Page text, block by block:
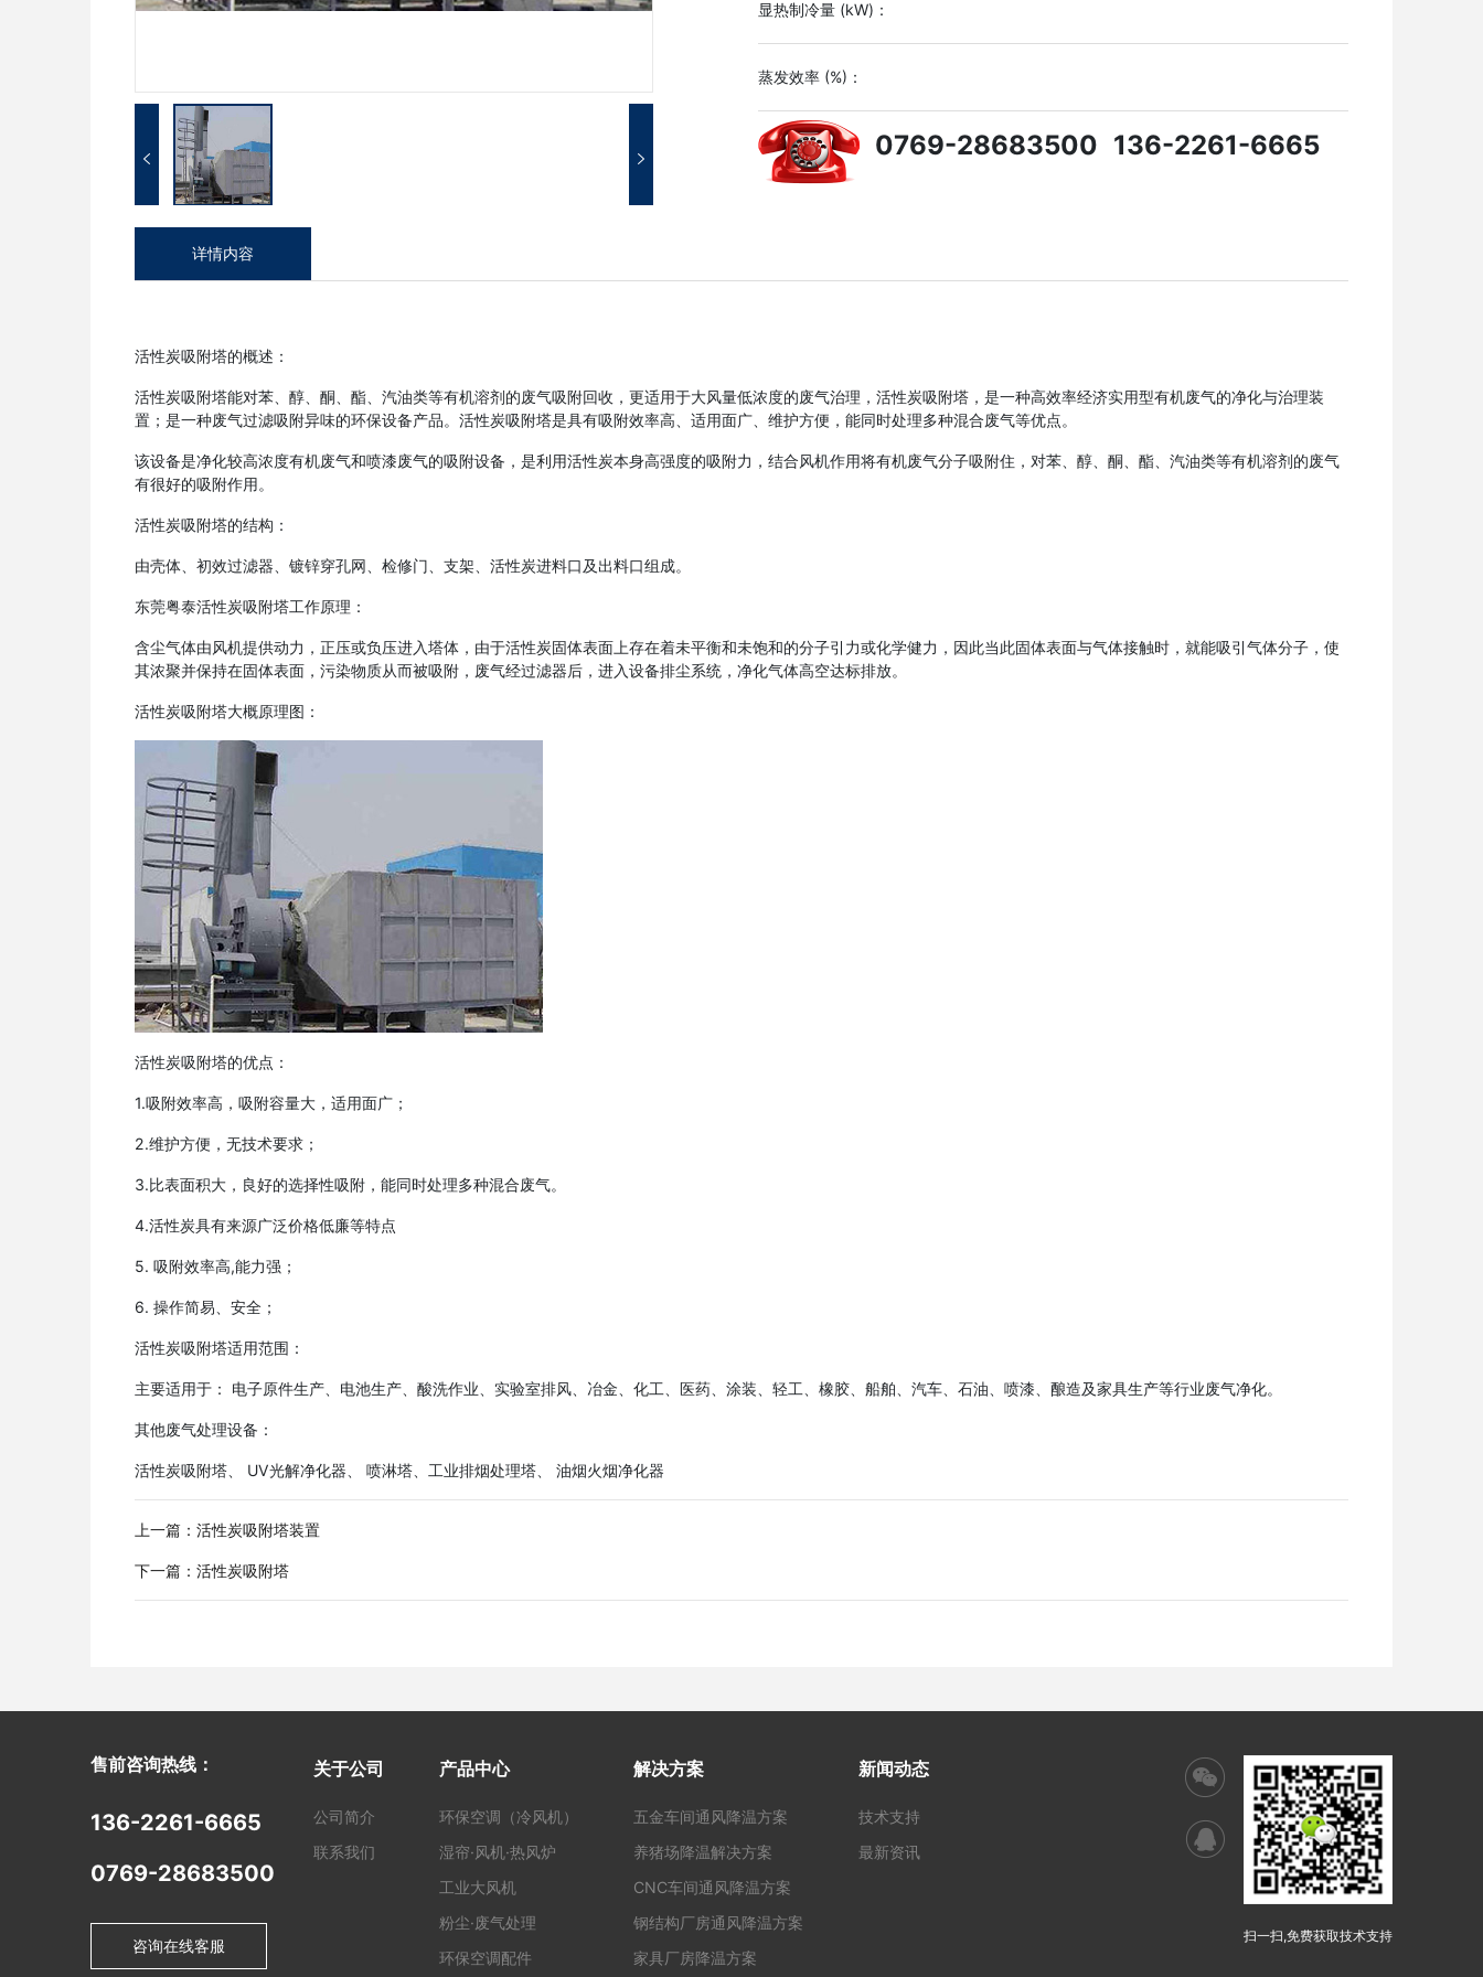
显热制冷量 (kW)：
蒸发效率 (%)：
0769-28683500 136-2261-6665
详情内容
活性炭吸附塔的概述：
活性炭吸附塔能对苯、醇、酮、酯、汽油类等有机溶剂的废气吸附回收，更适用于大风量低浓度的废气治理，活性炭吸附塔，是一种高效率经济实用型有机废气的净化与治理装
置；是一种废气过滤吸附异味的环保设备产品。活性炭吸附塔是具有吸附效率高、适用面广、维护方便，能同时处理多种混合废气等优点。
该设备是净化较高浓度有机废气和喷漆废气的吸附设备，是利用活性炭本身高强度的吸附力，结合风机作用将有机废气分子吸附住，对苯、醇、酮、酯、汽油类等有机溶剂的废气
有很好的吸附作用。
活性炭吸附塔的结构：
由壳体、初效过滤器、镀锌穿孔网、检修门、支架、活性炭进料口及出料口组成。
东莞粤泰活性炭吸附塔工作原理：
含尘气体由风机提供动力，正压或负压进入塔体，由于活性炭固体表面上存在着未平衡和未饱和的分子引力或化学健力，因此当此固体表面与气体接触时，就能吸引气体分子，使
其浓聚并保持在固体表面，污染物质从而被吸附，废气经过滤器后，进入设备排尘系统，净化气体高空达标排放。
活性炭吸附塔大概原理图：
活性炭吸附塔的优点：
1.吸附效率高，吸附容量大，适用面广；
2.维护方便，无技术要求；
3.比表面积大，良好的选择性吸附，能同时处理多种混合废气。
4.活性炭具有来源广泛价格低廉等特点
5. 吸附效率高,能力强；
6. 操作简易、安全；
活性炭吸附塔适用范围：
主要适用于： 电子原件生产、电池生产、酸洗作业、实验室排风、冶金、化工、医药、涂装、轻工、橡胶、船舶、汽车、石油、喷漆、酿造及家具生产等行业废气净化。
其他废气处理设备：
活性炭吸附塔、 UV光解净化器、 喷淋塔、工业排烟处理塔、 油烟火烟净化器
上一篇：活性炭吸附塔装置
下一篇：活性炭吸附塔
售前咨询热线：
136-2261-6665
0769-28683500
咨询在线客服
关于公司
公司简介
联系我们
产品中心
环保空调（冷风机）
湿帘·风机·热风炉
工业大风机
粉尘·废气处理
环保空调配件
解决方案
五金车间通风降温方案
养猪场降温解决方案
CNC车间通风降温方案
钢结构厂房通风降温方案
家具厂房降温方案
新闻动态
技术支持
最新资讯
扫一扫,免费获取技术支持